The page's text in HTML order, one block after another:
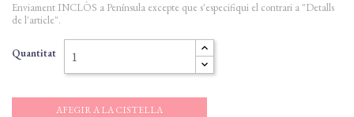
Enviament INCLÒS a Península excepte que s'especifiqui el contrari a "Detalls
de l'article".
Quantitat
AFEGIR A LA CISTELLA